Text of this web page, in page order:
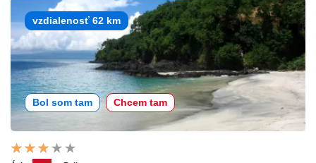
vzdialenosť 62 km
Bol som tam Chcem tam